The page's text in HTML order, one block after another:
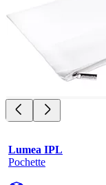
Lumea IPL
Pochette